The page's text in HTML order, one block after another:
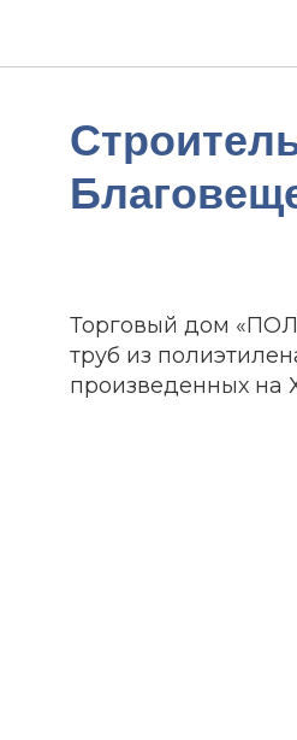
Торговый дом
труб из
произведенных на